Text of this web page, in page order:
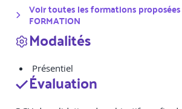
Voir toutes les formations
FORMATION
Modalités
Présentiel
Évaluation